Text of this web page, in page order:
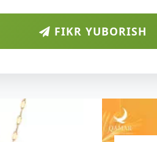
FIKR YUBORISH